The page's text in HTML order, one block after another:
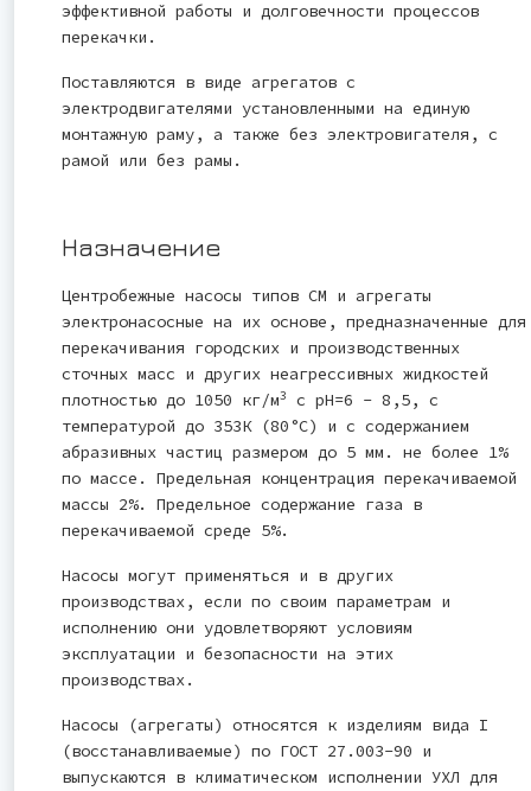
эффективной работы и долговечности процессов
перекачки.
Поставляются в виде агрегатов с
электродвигателями установленными на единую
монтажную раму, а также без электровигателя, с
рамой или без рамы.
Назначение
Центробежные насосы типов СМ и агрегаты
электронасосные на их основе, предназначенные для
перекачивания городских и производственных
сточных масс и других неагрессивных жидкостей
плотностью до 1050 кг/м3
с рН=6 - 8,5, с
температурой до 353К (80°С) и с содержанием
абразивных частиц размером до 5 мм. не более 1%
по массе. Предельная концентрация перекачиваемой
массы 2%. Предельное содержание газа в
перекачиваемой среде 5%.
Насосы могут применяться и в других
производствах, если по своим параметрам и
исполнению они удовлетворяют условиям
эксплуатации и безопасности на этих
производствах.
Насосы (агрегаты) относятся к изделиям вида I
(восстанавливаемые) по ГОСТ 27.003-90 и
выпускаются в климатическом исполнении УХЛ для